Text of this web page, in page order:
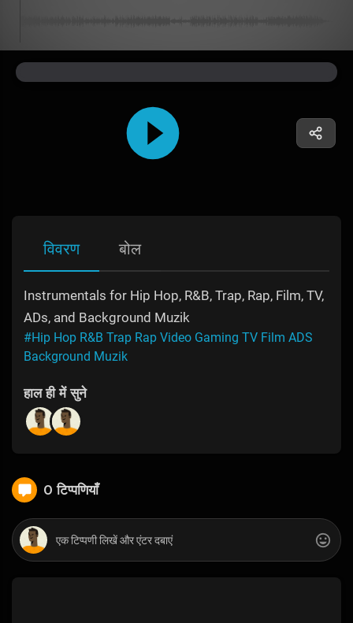
विवरण बोल
Instrumentals for Hip Hop, R&B, Trap, Rap, Film, TV,
ADs, and Background Muzik
#Hip Hop R&B Trap Rap Video Gaming TV Film ADS
Background Muzik
हाल ही में सुने
0 टिप्पणियाँ